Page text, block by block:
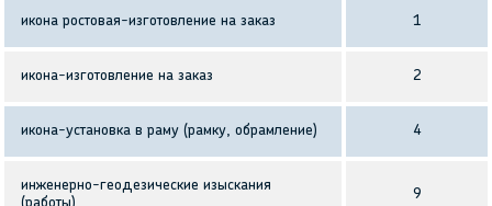
икона ростовая-изготовление на заказ 1
икона-изготовление на заказ 2
икона-установка в раму (рамку, обрамление) 4
инженерно-геодезические изыскания
9